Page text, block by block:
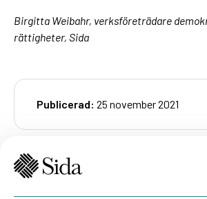
Birgitta Weibahr, verksföreträdare
rättigheter, Sida
Publicerad: 25 november 2021